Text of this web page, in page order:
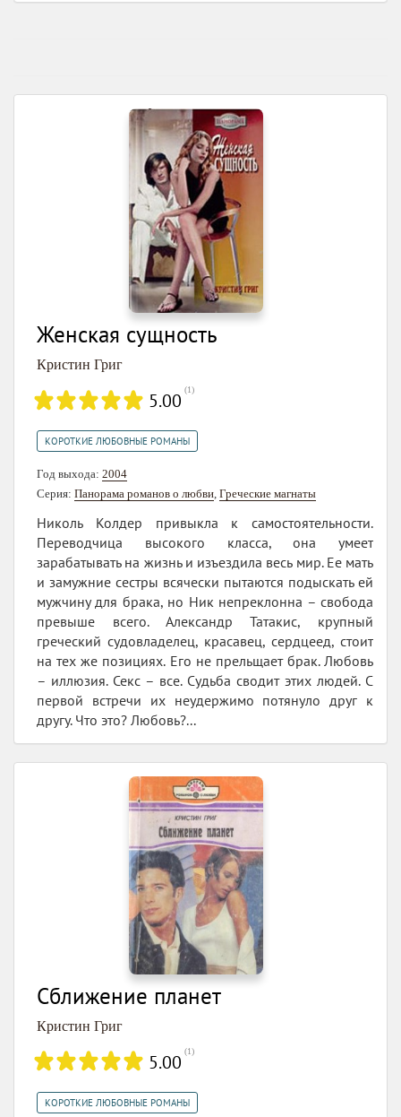
Женская сущность
Кристин Григ
5.00 (1)
КОРОТКИЕ ЛЮБОВНЫЕ РОМАНЫ
Год выхода: 2004
Серия: Панорама романов о любви, Греческие магнаты
Николь Колдер привыкла к самостоятельности.
Переводчица высокого класса, она умеет
зарабатывать на жизнь и изъездила весь мир. Ее мать
и замужние сестры всячески пытаются подыскать ей
мужчину для брака, но Ник непреклонна – свобода
превыше всего. Александр Татакис, крупный
греческий судовладелец, красавец, сердцеед, стоит
на тех же позициях. Его не прельщает брак. Любовь
– иллюзия. Секс – все. Судьба сводит этих людей. С
первой встречи их неудержимо потянуло друг к
другу. Что это? Любовь?...
Сближение планет
Кристин Григ
5.00 (1)
КОРОТКИЕ ЛЮБОВНЫЕ РОМАНЫ